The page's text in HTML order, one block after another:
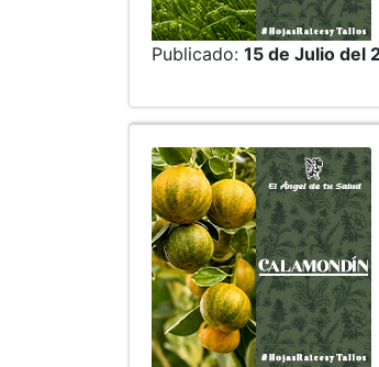
Publicado: 15 de Julio del